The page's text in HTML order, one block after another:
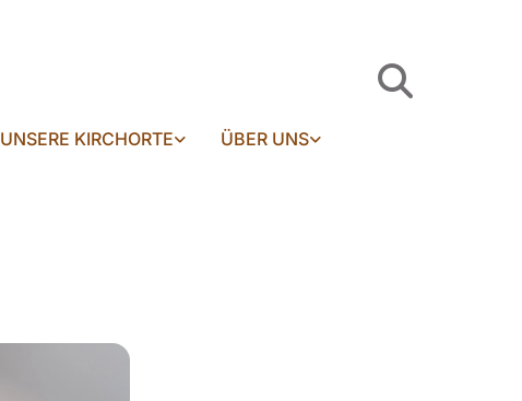
UNSERE KIRCHORTE ÜBER UNS